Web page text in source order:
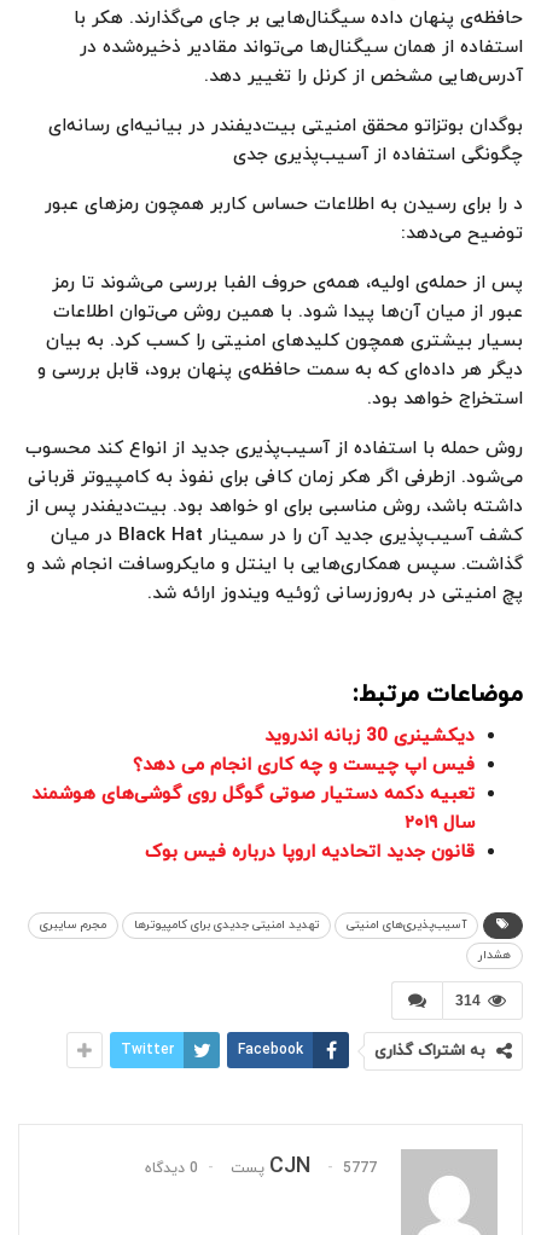
حافظه‌ی پنهان داده سیگنال‌هایی بر جای می‌گذارند. هکر با
استفاده از همان سیگنال‌ها می‌تواند مقادیر ذخیره‌شده در
آدرس‌هایی مشخص از کرنل را تغییر دهد.
بوگدان بوتزاتو محقق امنیتی بیت‌دیفندر در بیانیه‌ای رسانه‌ای
چگونگی استفاده از آسیب‌پذیری جدی
د را برای رسیدن به اطلاعات حساس کاربر همچون رمزهای عبور
توضیح می‌دهد:
پس از حمله‌ی اولیه، همه‌ی حروف الفبا بررسی می‌شوند تا رمز
عبور از میان آن‌ها پیدا شود. با همین روش می‌توان اطلاعات
بسیار بیشتری همچون کلیدهای امنیتی را کسب کرد. به‌ بیان‌
دیگر هر داده‌ای که به سمت حافظه‌ی پنهان برود، قابل بررسی و
استخراج خواهد بود.
روش حمله با استفاده از آسیب‌پذیری جدید از انواع کند محسوب
می‌شود. ازطرفی اگر هکر زمان کافی برای نفوذ به کامپیوتر قربانی
داشته باشد، روش مناسبی برای او خواهد بود. بیت‌دیفندر پس از
کشف آسیب‌پذیری جدید آن را در سمینار Black Hat در میان
گذاشت. سپس همکاری‌هایی با اینتل و مایکروسافت انجام شد و
پچ امنیتی در به‌روزرسانی ژوئیه ویندوز ارائه شد.
موضاعات مرتبط:
دیکشینری 30 زبانه اندروید
فیس اپ چیست و چه کاری انجام می دهد؟
تعبیه دکمه دستیار صوتی گوگل روی گوشی‌های هوشمند
سال ۲۰۱۹
قانون جدید اتحادیه اروپا درباره فیس بوک
آسیب‌پذیری‌های امنیتی تهدید امنیتی جدیدی برای کامپیوترها
مجرم سایبری
هشدار
314
به اشتراک گذاری Facebook
Twitter
CJN 5777 پست 0 دیدگاه